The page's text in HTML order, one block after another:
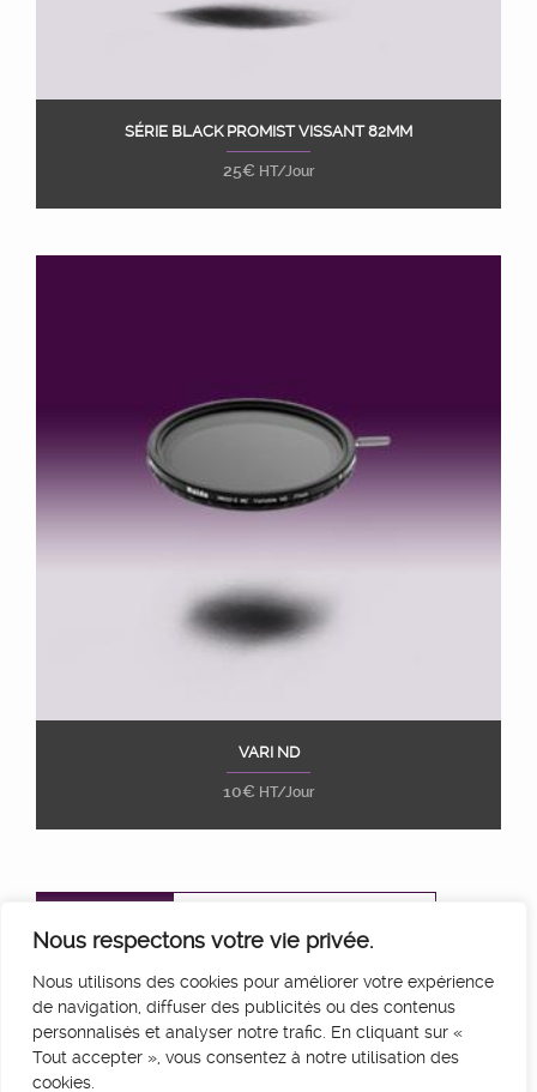
Nous respectons votre vie privée.
Nous utilisons des cookies pour améliorer votre expérience
de navigation, diffuser des publicités ou des contenus
personnalisés et analyser notre trafic. En cliquant sur «
Tout accepter », vous consentez à notre utilisation des
cookies.
Ajouter au panier
SÉRIE BLACK PROMIST VISSANT 82MM
25€ HT/Jour
Ajouter au panier
VARI ND
10€ HT/Jour
MENTIONS LÉGALES